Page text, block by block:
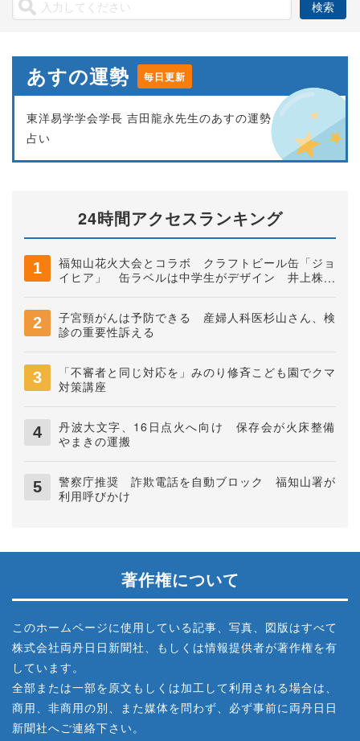
あすの運勢 毎日更新
東洋易学学会学長 吉田龍永先生のあすの運勢
占い
24時間アクセスランキング
福知山花火大会とコラボ クラフトビール缶「ジョ
イヒア」 缶ラベルは中学生がデザイン 井上株式
子宮頸がんは予防できる 産婦人科医杉山さん、検
診の重要性訴える
「不審者と同じ対応を」みのり修斉こども園でクマ
対策講座
丹波大文字、16日点火へ向け 保存会が火床整備
やまきの運搬
警察庁推奨 詐欺電話を自動ブロック 福知山署が
利用呼びかけ
著作権について
このホームページに使用している記事、写真、図版はすべて
株式会社両丹日日新聞社、もしくは情報提供者が著作権を有
しています。
全部または一部を原文もしくは加工して利用される場合は、
商用、非商用の別、また媒体を問わず、必ず事前に両丹日日
新聞社へご連絡下さい。